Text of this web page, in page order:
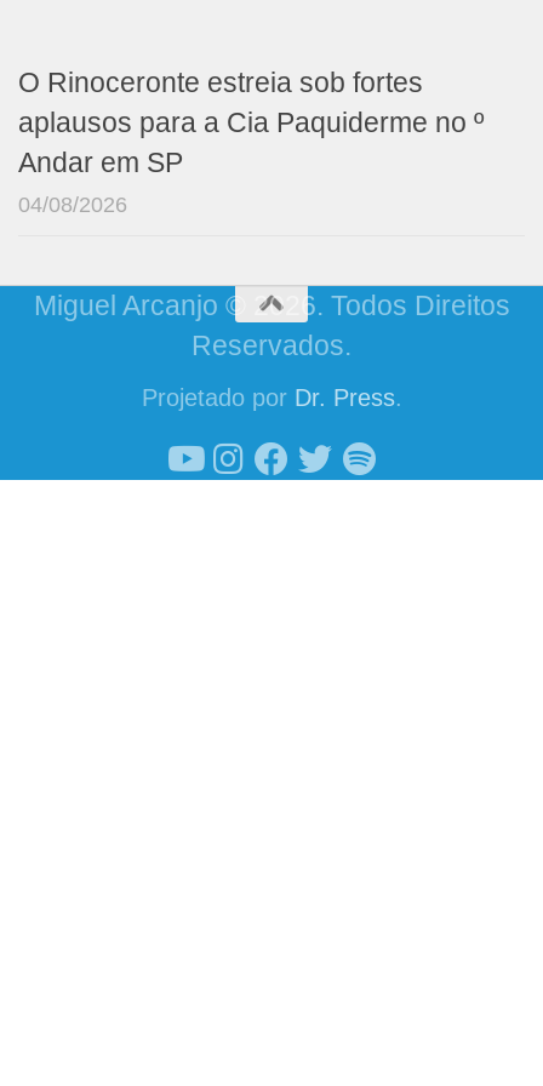
O Rinoceronte estreia sob fortes
aplausos para a Cia Paquiderme no º
Andar em SP
04/08/2026
Miguel Arcanjo © 2026. Todos Direitos
Reservados.
Projetado por Dr. Press.